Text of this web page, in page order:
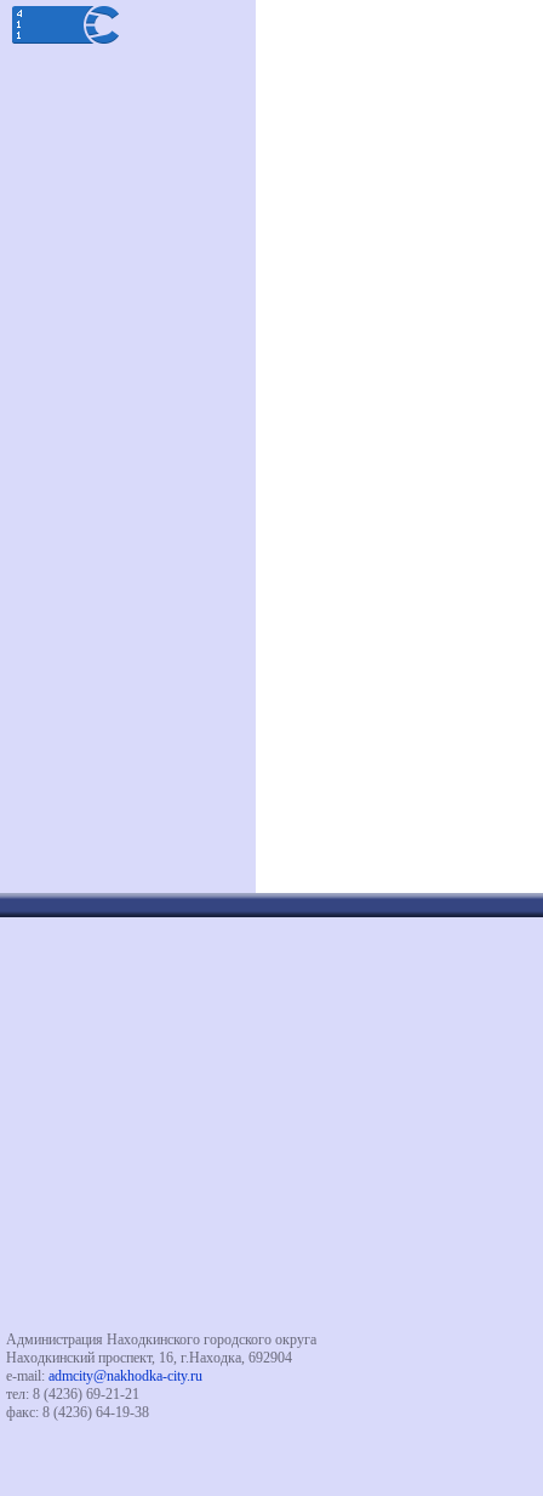
Администрация Находкинского городского округа
Находкинский проспект, 16, г.Находка, 692904
e-mail: admcity@nakhodka-city.ru
тел: 8 (4236) 69-21-21
факс: 8 (4236) 64-19-38